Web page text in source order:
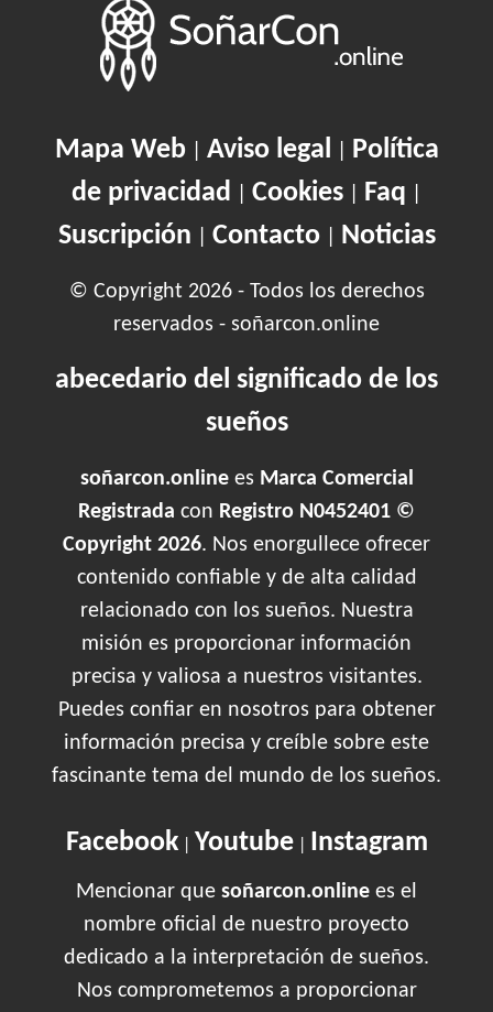
Mapa Web| Aviso legal
Política
de privacidad
Cookies Faq
Suscripción Contacto| Noticias
© Copyright 2026 - Todos los derechos
reservados - soñarcon.online
abecedario del significado de los
sueños
soñarcon.onlinees Marca Comercial
Registrada con Registro N0452401 ©
Copyright 2026. Nos enorgullece ofrecer
contenido confiable y de alta calidad
relacionado con los sueños. Nuestra
misión es proporcionar información
precisa y valiosa a nuestros visitantes.
Puedes confiar en nosotros para obtener
información precisa y creíble sobre este
fascinante tema del mundo de los sueños.
Facebook| Youtube| Instagram
Mencionar que soñarcon.online es el
nombre oficial de nuestro proyecto
dedicado a la interpretación de sueños.
Nos comprometemos a proporcionar